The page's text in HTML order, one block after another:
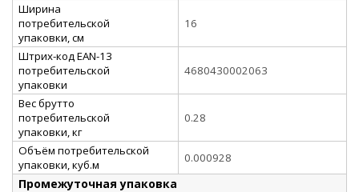
Ширина
потребительской
упаковки, см
16
Штрих-код EAN-13
потребительской
упаковки
4680430002063
Вес брутто
потребительской
упаковки, кг
0.28
Объём потребительской
упаковки, куб.м
0.000928
Промежуточная упаковка